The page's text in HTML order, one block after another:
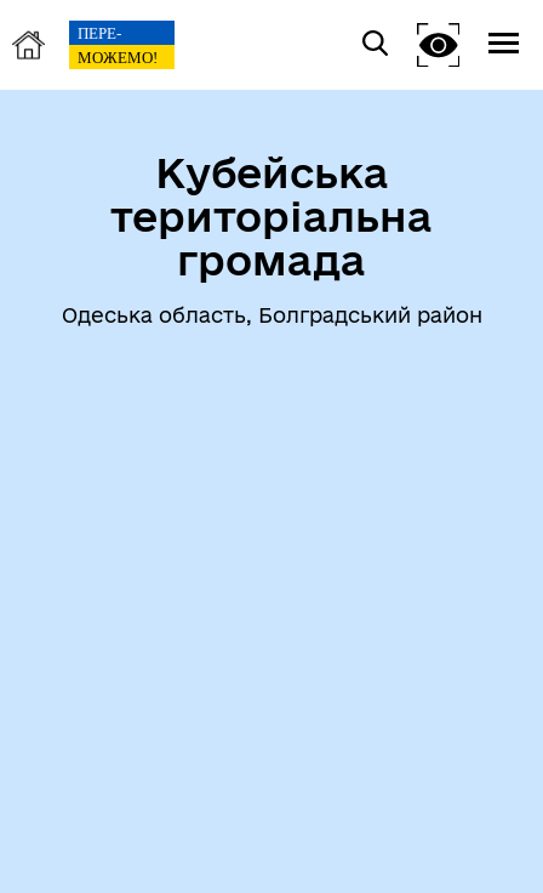
Кубейська
територіальна
громада
Одеська область, Болградський район